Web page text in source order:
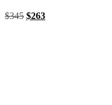
$345 $263